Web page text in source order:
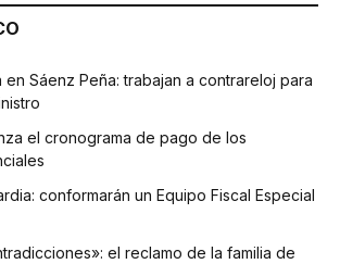
en Sáenz Peña: trabajan a contrareloj para
el cronograma de pago de los
conformarán un Equipo Fiscal Especial
el reclamo de la familia de